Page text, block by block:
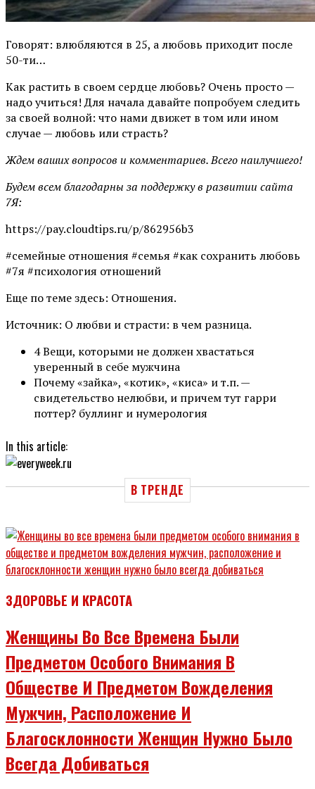
Говорят: влюбляются в 25, а любовь приходит после
50-ти…
Как растить в своем сердце любовь? Очень просто —
надо учиться! Для начала давайте попробуем следить
за своей волной: что нами движет в том или ином
случае — любовь или страсть?
Ждем ваших вопросов и комментариев. Всего наилучшего!
Будем всем благодарны за поддержку в развитии сайта
7Я:
https://pay.cloudtips.ru/p/862956b3
#семейные отношения #семья #как сохранить любовь
#7я #психология отношений
Еще по теме здесь: Отношения.
Источник: О любви и страсти: в чем разница.
4 Вещи, которыми не должен хвастаться
уверенный в себе мужчина
Почему «зайка», «котик», «киса» и т.п. —
свидетельство нелюбви, и причем тут гарри
поттер? буллинг и нумерология
In this article:
В ТРЕНДЕ
ЗДОРОВЬЕ И КРАСОТА
Женщины Во Все Времена Были
Предметом Особого Внимания В
Обществе И Предметом Вожделения
Мужчин, Расположение И
Благосклонности Женщин Нужно Было
Всегда Добиваться